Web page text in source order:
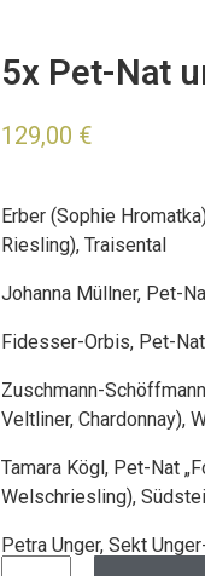
5x Pet-Nat
129,00 €
Erber (Sophie
Riesling), Traisental
Johanna Müllner, Pet-
Fidesser-Orbis, Pet-
Zuschmann-
Veltliner, Chardonnay),
Tamara Kögl, Pet-Nat
Welschriesling),
Petra Unger, Sekt